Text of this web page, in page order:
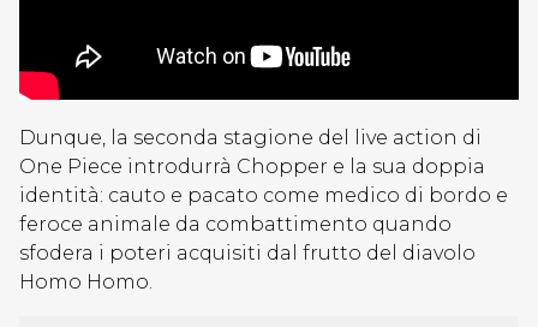
Dunque, la seconda stagione del live action di
One Piece introdurrà Chopper e la sua doppia
identità: cauto e pacato come medico di bordo e
feroce animale da combattimento quando
sfodera i poteri acquisiti dal frutto del diavolo
Homo Homo.